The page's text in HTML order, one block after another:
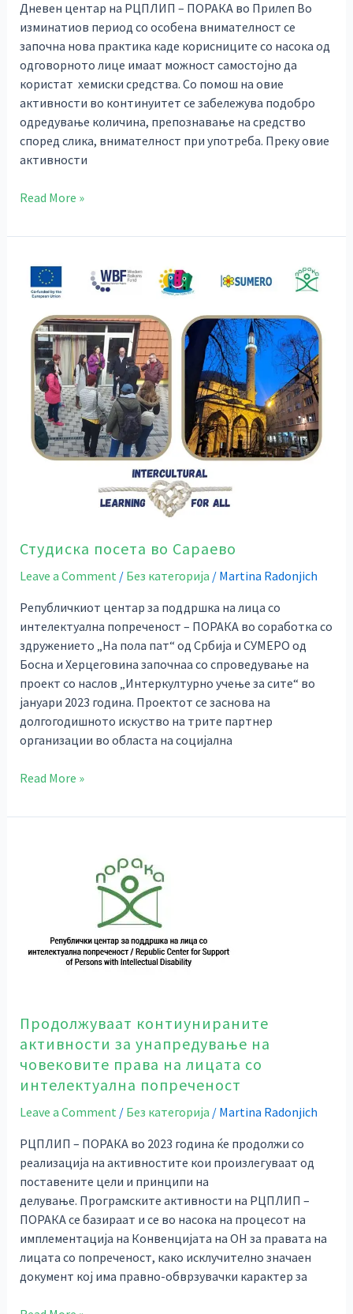
Дневен центар на РЦПЛИП – ПОРАКА во Прилеп Во
изминатиов период со особена внимателност се
започна нова практика каде корисниците со насока од
одговорното лице имаат можност самостојно да
користат хемиски средства. Со помош на овие
активности во континуитет се забележува подобро
одредување количина, препознавање на средство
според слика, внимателност при употреба. Преку овие
активности
Read More »
Студиска посета во Сараево
Leave a Comment / Без категорија / Martina Radonjich
Републичкиот центар за поддршка на лица со
интелектуална попреченост – ПОРАКА во соработка со
здружението „На пола пат“ од Србија и СУМЕРО од
Босна и Херцеговина започнаа со спроведување на
проект со наслов „Интеркултурно учење за сите“ во
јануари 2023 година. Проектот се заснова на
долгогодишното искуство на трите партнер
организации во областа на социјална
Студиска
посета
во
Сараево
Read More »
Продолжуваат контиунираните
активности за унапредување на
човековите права на лицата со
интелектуална попреченост
Leave a Comment / Без категорија / Martina Radonjich
РЦПЛИП – ПОРАКА во 2023 година ќе продолжи со
реализација на активностите кои произлегуваат од
поставените цели и принципи на
делување. Програмските активности на РЦПЛИП –
ПОРАКА се базираат и се во насока на процесот на
имплементација на Конвенцијата на ОН за правата на
лицата со попреченост, како исклучително значаен
документ кој има правно-обврзувачки карактер за
контиунираните
унапредување
човековите
лицата
со
интелектуална
попреченост